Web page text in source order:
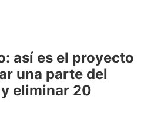
así es el proyecto
una parte del
eliminar 20